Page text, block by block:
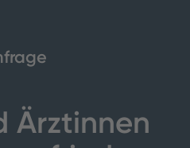
Ärztinnen